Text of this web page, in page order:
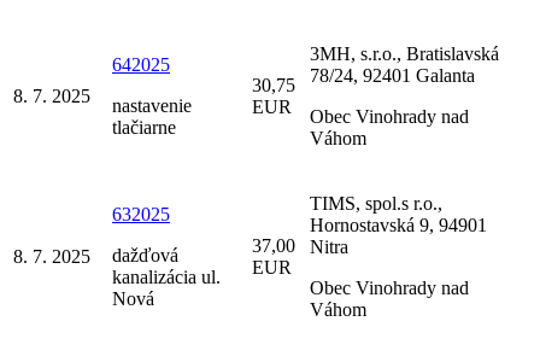
8. 7. 2025
642025
nastavenie
tlačiarne
30,75
EUR
3MH, s.r.o., Bratislavská
78/24, 92401 Galanta
Obec Vinohrady nad
Váhom
8. 7. 2025
632025
dažďová
kanalizácia ul.
Nová
37,00
EUR
TIMS, spol.s r.o.,
Hornostavská 9, 94901
Nitra
Obec Vinohrady nad
Váhom